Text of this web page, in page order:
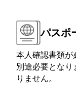
パスポ
本人確認書類が
別途必要とな
りません。